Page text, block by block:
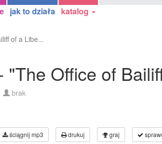
jak to działa katalog
of a Libe...
"The Office of
brak
ściągnij mp3 drukuj graj